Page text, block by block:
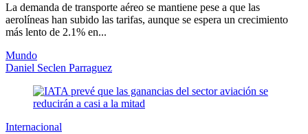
La demanda de transporte aéreo se mantiene pese a que las
aerolíneas han subido las tarifas, aunque se espera un crecimiento
más lento de 2.1% en...
Mundo
Daniel Seclen Parraguez
Internacional